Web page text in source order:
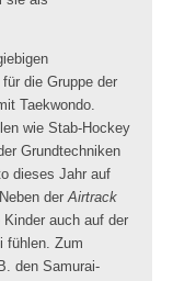
die Gruppe der
Taekwondo.
wie Stab-Hockey
Grundtechniken
dieses Jahr auf
derAirtrack
auch auf der
fühlen. Zum
den Samurai-